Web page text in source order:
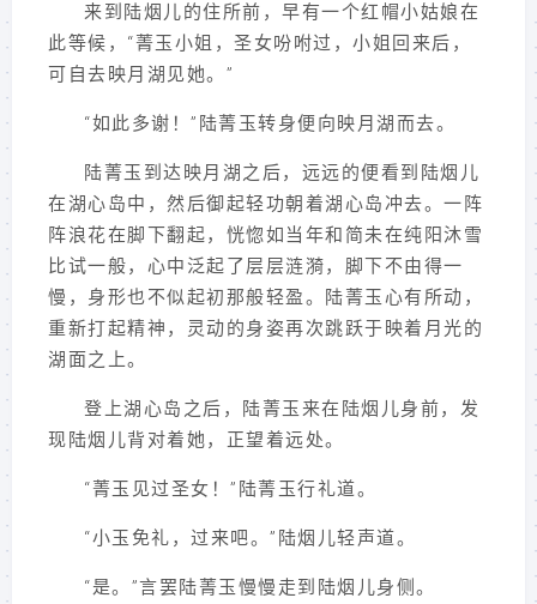
来到陆烟儿的住所前，早有一个红帽小姑娘在
此等候，“菁玉小姐，圣女吩咐过，小姐回来后，
可自去映月湖见她。”
“如此多谢！”陆菁玉转身便向映月湖而去。
陆菁玉到达映月湖之后，远远的便看到陆烟儿
在湖心岛中，然后御起轻功朝着湖心岛冲去。一阵
阵浪花在脚下翻起，恍惚如当年和简未在纯阳沐雪
比试一般，心中泛起了层层涟漪，脚下不由得一
慢，身形也不似起初那般轻盈。陆菁玉心有所动，
重新打起精神，灵动的身姿再次跳跃于映着月光的
湖面之上。
登上湖心岛之后，陆菁玉来在陆烟儿身前，发
现陆烟儿背对着她，正望着远处。
“菁玉见过圣女！”陆菁玉行礼道。
“小玉免礼，过来吧。”陆烟儿轻声道。
“是。”言罢陆菁玉慢慢走到陆烟儿身侧。